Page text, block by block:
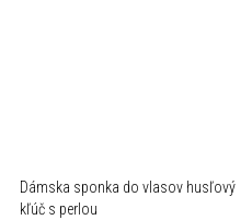
Dámska sponka do vlasov husľový
kľúč s perlou